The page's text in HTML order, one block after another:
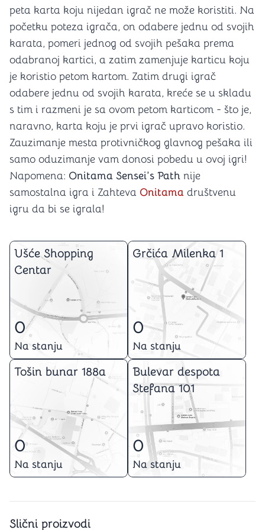
peta karta koju nijedan igrač ne može koristiti. Na
početku poteza igrača, on odabere jednu od svojih
karata, pomeri jednog od svojih pešaka prema
odabranoj kartici, a zatim zamenjuje karticu koju
je koristio petom kartom. Zatim drugi igrač
odabere jednu od svojih karata, kreće se u skladu
s tim i razmeni je sa ovom petom karticom - što je,
naravno, karta koju je prvi igrač upravo koristio.
Zauzimanje mesta protivničkog glavnog pešaka ili
samo oduzimanje vam donosi pobedu u ovoj igri!
Napomena: Onitama Sensei’s Path nije
samostalna igra i Zahteva Onitama društvenu
igru da bi se igrala!
Ušće Shopping
Centar
0
Na stanju
Grčića Milenka 1
0
Na stanju
Tošin bunar 188a
0
Na stanju
Bulevar despota
Stefana 101
0
Na stanju
Slični proizvodi